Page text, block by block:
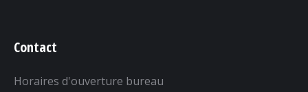
Contact
Horaires d'ouverture bureau